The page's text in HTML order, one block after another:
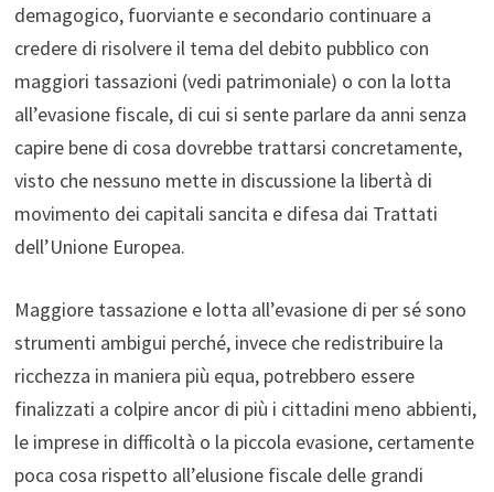
demagogico, fuorviante e secondario continuare a
credere di risolvere il tema del debito pubblico con
maggiori tassazioni (vedi patrimoniale) o con la lotta
all’evasione fiscale, di cui si sente parlare da anni senza
capire bene di cosa dovrebbe trattarsi concretamente,
visto che nessuno mette in discussione la libertà di
movimento dei capitali sancita e difesa dai Trattati
dell’Unione Europea.
Maggiore tassazione e lotta all’evasione di per sé sono
strumenti ambigui perché, invece che redistribuire la
ricchezza in maniera più equa, potrebbero essere
finalizzati a colpire ancor di più i cittadini meno abbienti,
le imprese in difficoltà o la piccola evasione, certamente
poca cosa rispetto all’elusione fiscale delle grandi